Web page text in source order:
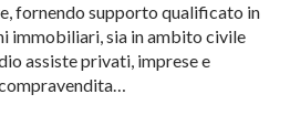
fornendo supporto qualificato in
immobiliari, sia in ambito civile
assiste privati, imprese e